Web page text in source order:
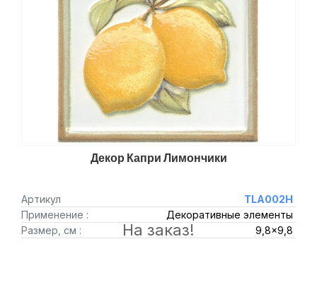
Декор Капри Лимончики
Артикул
TLA002H
Применение :
Декоративные элементы
Размер, см :
9,8x9,8
На заказ!